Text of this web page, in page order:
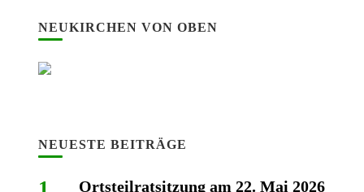
NEUKIRCHEN VON OBEN
NEUESTE BEITRÄGE
Ortsteilratsitzung am 22. Mai 2026